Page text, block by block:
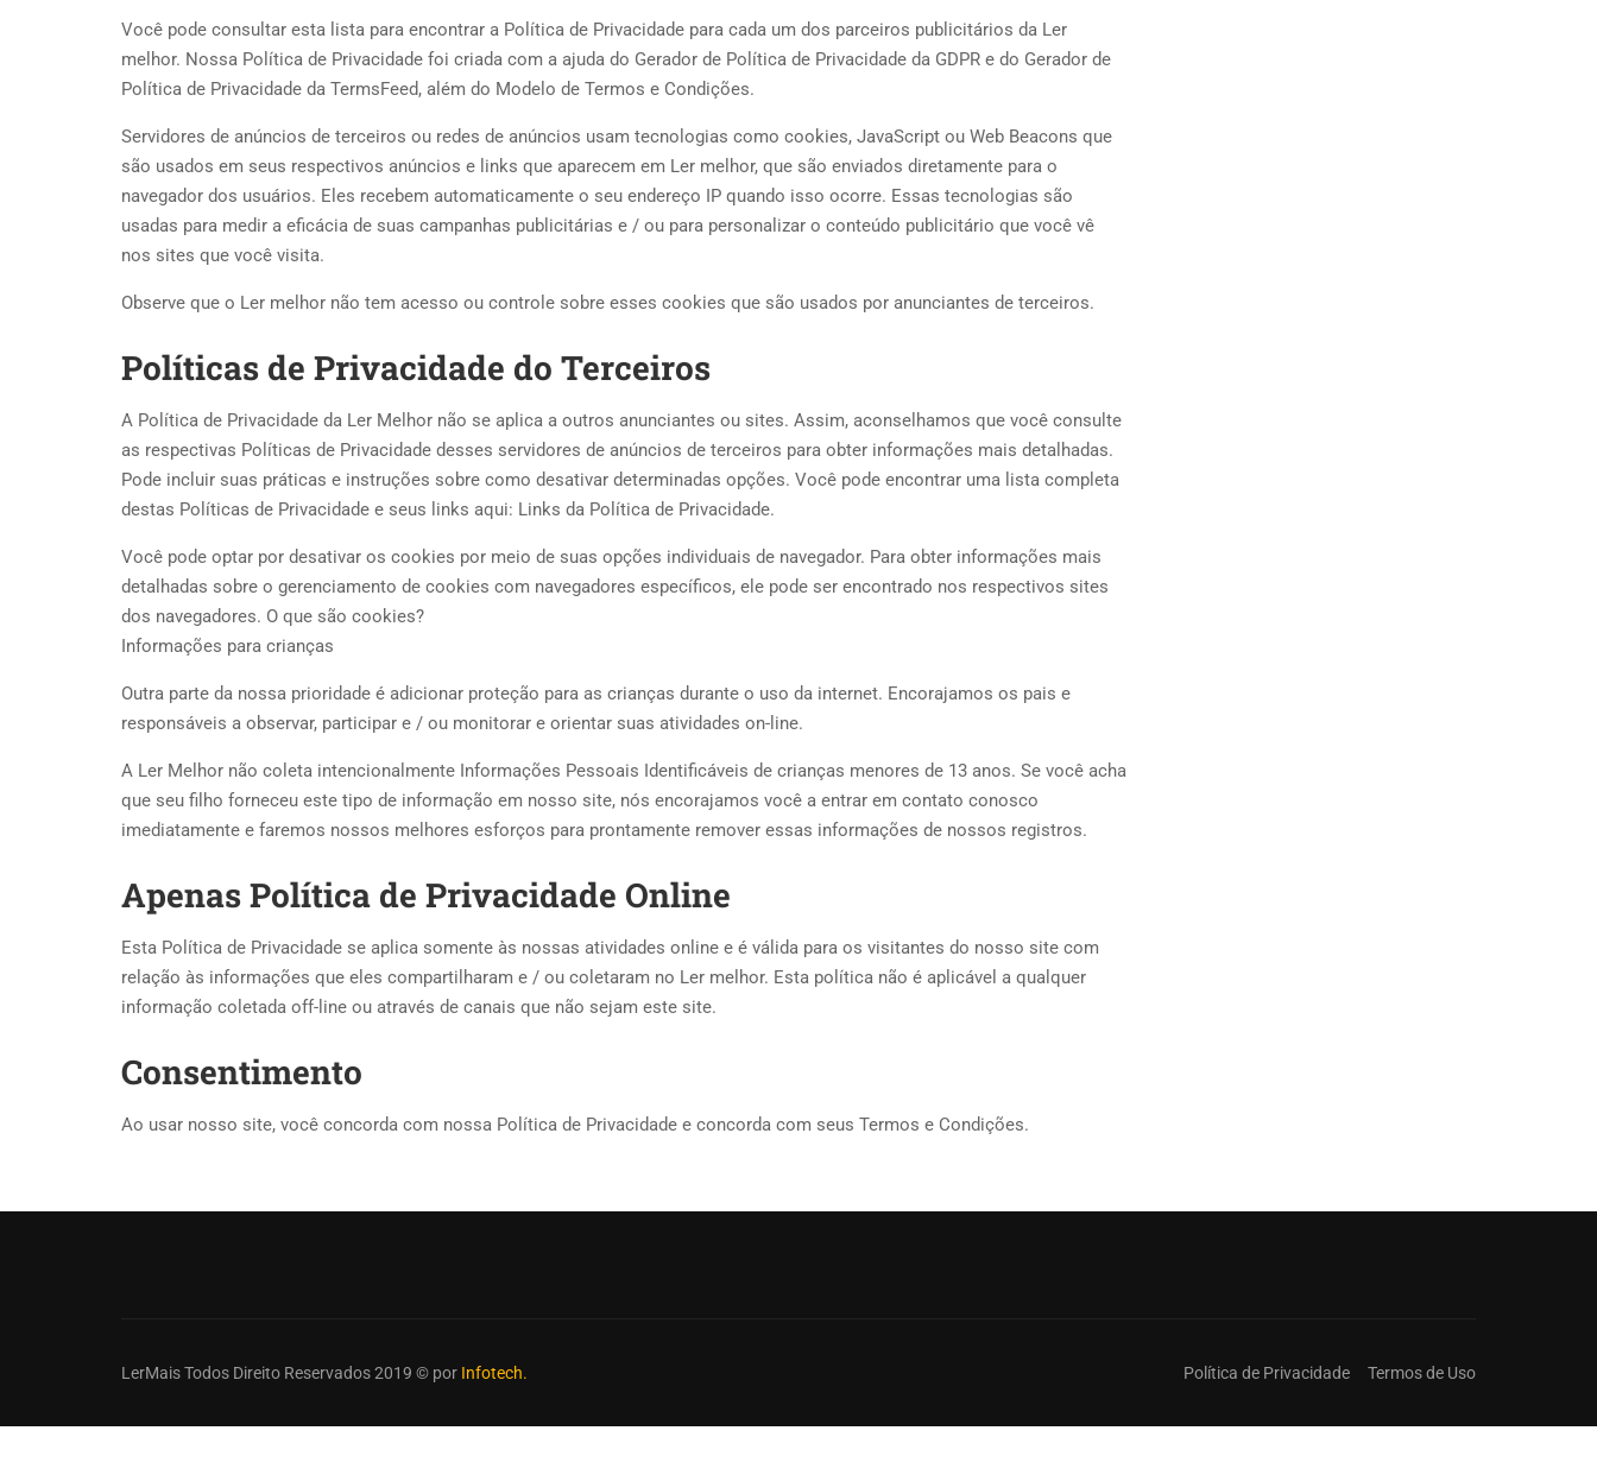
Você pode consultar esta lista para encontrar a Política de Privacidade para cada um dos parceiros publicitários da Ler
melhor. Nossa Política de Privacidade foi criada com a ajuda do Gerador de Política de Privacidade da GDPR e do Gerador de
Política de Privacidade da TermsFeed, além do Modelo de Termos e Condições.
Servidores de anúncios de terceiros ou redes de anúncios usam tecnologias como cookies, JavaScript ou Web Beacons que
são usados ​​em seus respectivos anúncios e links que aparecem em Ler melhor, que são enviados diretamente para o
navegador dos usuários. Eles recebem automaticamente o seu endereço IP quando isso ocorre. Essas tecnologias são
usadas para medir a eficácia de suas campanhas publicitárias e / ou para personalizar o conteúdo publicitário que você vê
nos sites que você visita.
Observe que o Ler melhor não tem acesso ou controle sobre esses cookies que são usados ​​por anunciantes de terceiros.
Políticas de Privacidade do Terceiros
A Política de Privacidade da Ler Melhor não se aplica a outros anunciantes ou sites. Assim, aconselhamos que você consulte
as respectivas Políticas de Privacidade desses servidores de anúncios de terceiros para obter informações mais detalhadas.
Pode incluir suas práticas e instruções sobre como desativar determinadas opções. Você pode encontrar uma lista completa
destas Políticas de Privacidade e seus links aqui: Links da Política de Privacidade.
Você pode optar por desativar os cookies por meio de suas opções individuais de navegador. Para obter informações mais
detalhadas sobre o gerenciamento de cookies com navegadores específicos, ele pode ser encontrado nos respectivos sites
dos navegadores. O que são cookies?
Informações para crianças
Outra parte da nossa prioridade é adicionar proteção para as crianças durante o uso da internet. Encorajamos os pais e
responsáveis ​​a observar, participar e / ou monitorar e orientar suas atividades on-line.
A Ler Melhor não coleta intencionalmente Informações Pessoais Identificáveis ​​de crianças menores de 13 anos. Se você acha
que seu filho forneceu este tipo de informação em nosso site, nós encorajamos você a entrar em contato conosco
imediatamente e faremos nossos melhores esforços para prontamente remover essas informações de nossos registros.
Apenas Política de Privacidade Online
Esta Política de Privacidade se aplica somente às nossas atividades online e é válida para os visitantes do nosso site com
relação às informações que eles compartilharam e / ou coletaram no Ler melhor. Esta política não é aplicável a qualquer
informação coletada off-line ou através de canais que não sejam este site.
Consentimento
Ao usar nosso site, você concorda com nossa Política de Privacidade e concorda com seus Termos e Condições.
LerMais Todos Direito Reservados 2019 © por Infotech. Política de Privacidade Termos de Uso